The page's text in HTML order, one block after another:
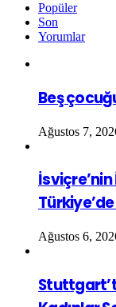
Popüler
Son
Yorumlar
Beş
Ağustos 7,
Ağustos 6,